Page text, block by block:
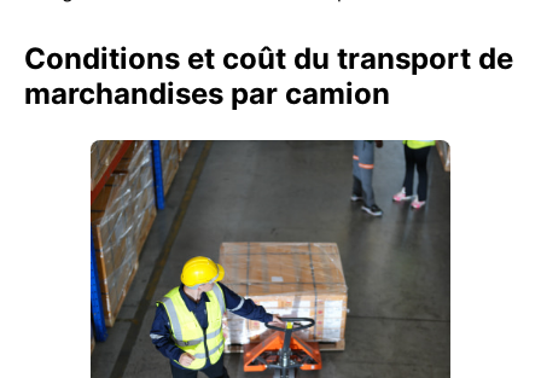
Conditions et coût du transport de
marchandises par camion